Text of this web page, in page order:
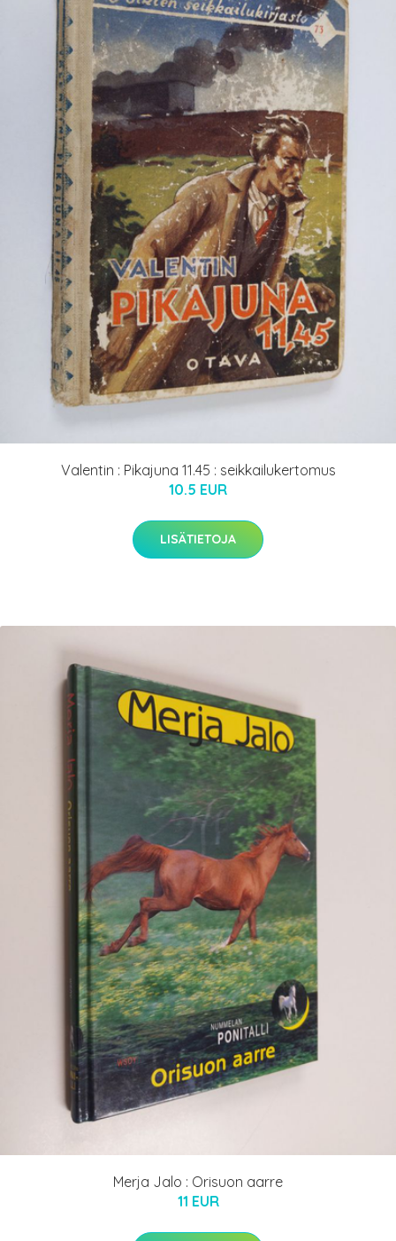
Valentin : Pikajuna 11.45 : seikkailukertomus
10.5 EUR
LISÄTIETOJA
Merja Jalo : Orisuon aarre
11 EUR